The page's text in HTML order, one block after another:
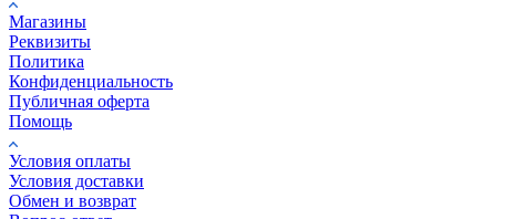
Магазины
Реквизиты
Политика
Конфиденциальность
Публичная оферта
Помощь
Условия оплаты
Условия доставки
Обмен и возврат